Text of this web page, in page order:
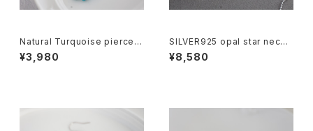
Natural Turquoise pierce[k
gf5573]
¥3,980
SILVER925 opal star neckl
ace[kgf0657]
¥8,580